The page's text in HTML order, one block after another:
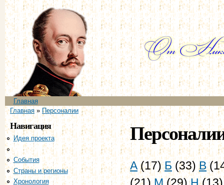
Главное меню
Главная
Вы здесь
Главная» Персоналии
Навигация
Идея проекта
Персоналии
События
Страны и регионы
Хронология
А(17)Б(33)В
(21)М(29)Н